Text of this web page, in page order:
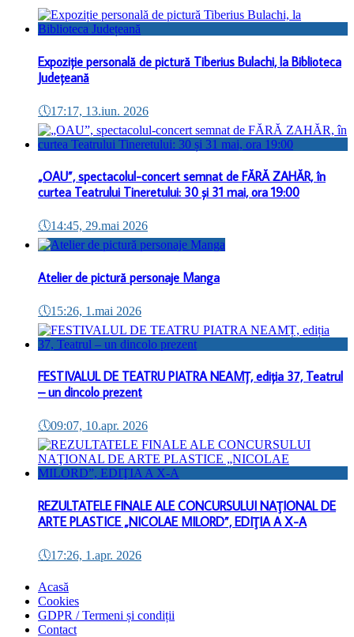
Expoziție personală de pictură Tiberius Bulachi, la Biblioteca
Județeană
🕔17:17, 13.iun. 2026
„OAU”, spectacolul-concert semnat de FĂRĂ ZAHĂR, în
curtea Teatrului Tineretului: 30 și 31 mai, ora 19:00
🕔14:45, 29.mai 2026
Atelier de pictură personaje Manga
🕔15:26, 1.mai 2026
FESTIVALUL DE TEATRU PIATRA NEAMȚ, ediția 37, Teatrul
– un dincolo prezent
🕔09:07, 10.apr. 2026
REZULTATELE FINALE ALE CONCURSULUI NAŢIONAL DE
ARTE PLASTICE „NICOLAE MILORD”, EDIŢIA A X-A
🕔17:26, 1.apr. 2026
Acasă
Cookies
GDPR / Termeni și condiții
Contact